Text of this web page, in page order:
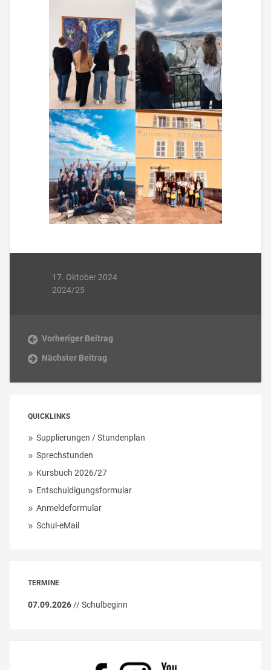
17. Oktober 2024
2024/25
Vorheriger Beitrag
Nächster Beitrag
QUICKLINKS
Supplierungen / Stundenplan
Sprechstunden
Kursbuch 2026/27
Entschuldigungsformular
Anmeldeformular
Schul-eMail
TERMINE
07.09.2026// Schulbeginn